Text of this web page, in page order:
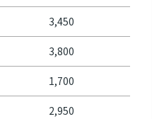
3,450
3,800
1,700
2,950